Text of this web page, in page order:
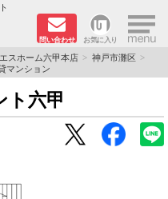
問い合わせ お気に入り ×
スホーム六甲本店
神戸市灘区
マンション
ト六甲